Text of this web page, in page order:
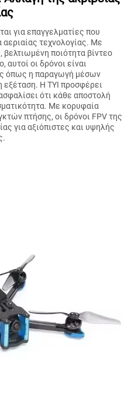
για επαγγελματίες που
τεχνολογίας. Με
ποιότητα βίντεο
αυτοί οι δρόνοι είναι
όπως η παραγωγή μέσων
Η TYI προσφέρει
ότι κάθε αποστολή
Με κορυφαία
πτήσης, οι δρόνοι FPV της
για αξιόπιστες και υψηλής